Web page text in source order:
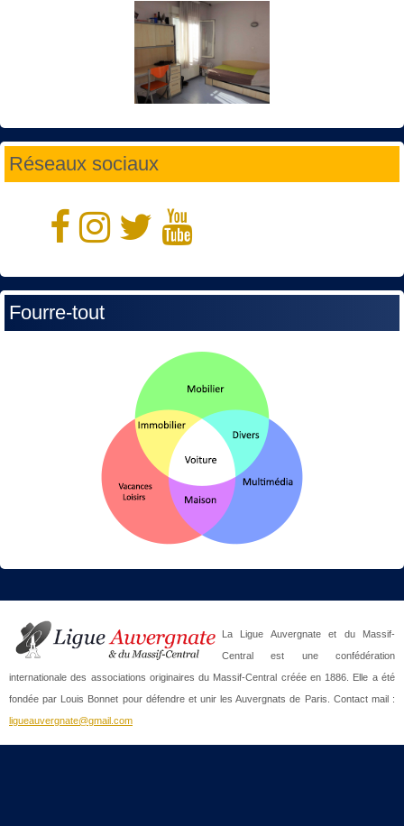
Réseaux sociaux
Fourre-tout
La Ligue Auvergnate et du Massif-
Central est une confédération
internationale des associations originaires du Massif-Central créée en 1886. Elle a été
fondée par Louis Bonnet pour défendre et unir les Auvergnats de Paris. Contact mail :
ligueauvergnate@gmail.com